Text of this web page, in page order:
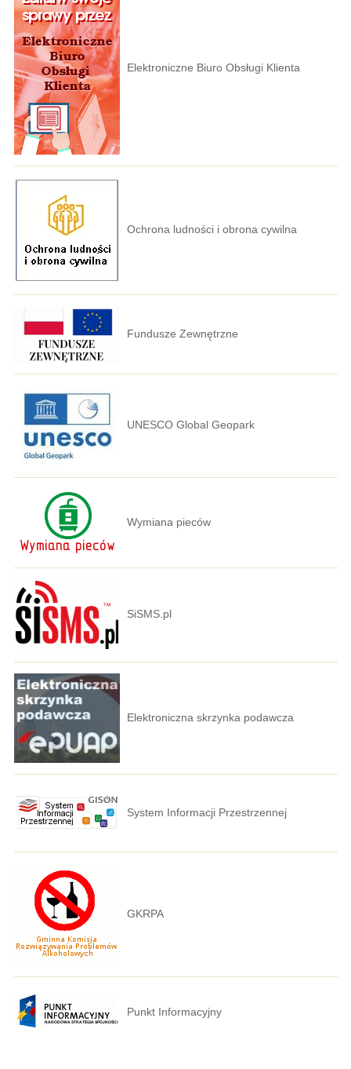
Elektroniczne Biuro Obsługi Klienta
Ochrona ludności i obrona cywilna
Fundusze Zewnętrzne
UNESCO Global Geopark
Wymiana pieców
SiSMS.pl
Elektroniczna skrzynka podawcza
System Informacji Przestrzennej
GKRPA
Punkt Informacyjny